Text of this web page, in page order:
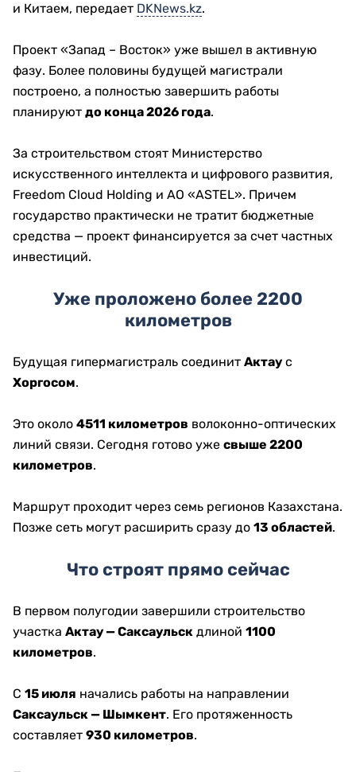
и Китаем, передает DKNews.kz.
Проект «Запад – Восток» уже вышел в активную
фазу. Более половины будущей магистрали
построено, а полностью завершить работы
планируют до конца 2026 года.
За строительством стоят Министерство
искусственного интеллекта и цифрового развития,
Freedom Cloud Holding и АО «ASTEL». Причем
государство практически не тратит бюджетные
средства — проект финансируется за счет частных
инвестиций.
Уже проложено более 2200
километров
Будущая гипермагистраль соединит Актау с
Хоргосом.
Это около 4511 километров волоконно-оптических
линий связи. Сегодня готово уже свыше 2200
километров.
Маршрут проходит через семь регионов Казахстана.
Позже сеть могут расширить сразу до 13 областей.
Что строят прямо сейчас
В первом полугодии завершили строительство
участка Актау — Саксаульск длиной 1100
километров.
С 15 июля начались работы на направлении
Саксаульск — Шымкент. Его протяженность
составляет 930 километров.